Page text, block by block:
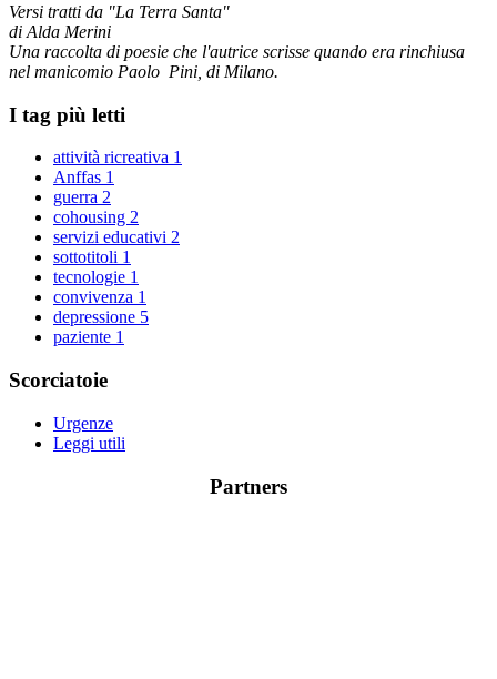
Versi tratti da "La Terra Santa"
di Alda Merini
Una raccolta di poesie che l'autrice scrisse quando era rinchiusa
nel manicomio Paolo Pini, di Milano.
I tag più letti
attività ricreativa 1
Anffas 1
guerra 2
cohousing 2
servizi educativi 2
sottotitoli 1
tecnologie 1
convivenza 1
depressione 5
paziente 1
Scorciatoie
Urgenze
Leggi utili
Partners